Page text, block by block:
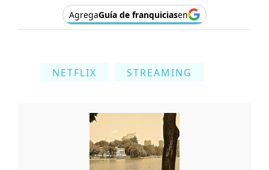
AgregaGuía de franquiciasen
NETFLIX STREAMING